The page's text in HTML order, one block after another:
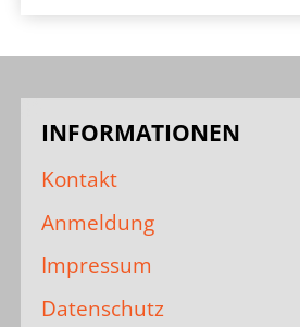
INFORMATIONEN
Kontakt
Anmeldung
Impressum
Datenschutz